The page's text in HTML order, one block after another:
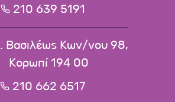
210 639 5191
Βασιλέως Κων/νου 98,
Κορωπί 194 00
210 662 6517